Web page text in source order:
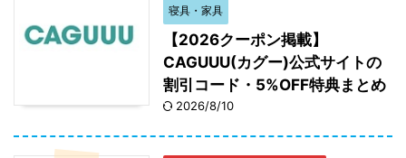
寝具・家具
【2026クーポン掲載】
CAGUUU(カグー)公式サイトの
割引コード・5%OFF特典まとめ
2026/8/10